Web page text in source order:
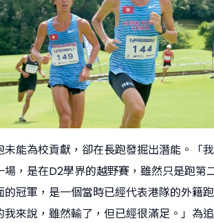
未能為校貢獻，卻在長跑發掘出潛能。「
場，是在D2學界的越野賽，雖然只是跑第
的冠軍，是一個當時已經代表港隊的外籍
我來說，雖然輸了，但已經很滿足。」為